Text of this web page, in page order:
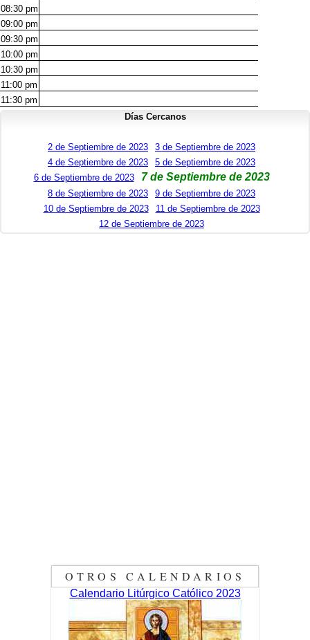
08:30 pm
09:00 pm
09:30 pm
10:00 pm
10:30 pm
11:00 pm
11:30 pm
Días Cercanos
2 de Septiembre de 2023
3 de Septiembre de 2023
4 de Septiembre de 2023
5 de Septiembre de 2023
6 de Septiembre de 2023
7 de Septiembre de 2023
8 de Septiembre de 2023
9 de Septiembre de 2023
10 de Septiembre de 2023
11 de Septiembre de 2023
12 de Septiembre de 2023
OTROS CALENDARIOS
Calendario Litúrgico Católico 2023